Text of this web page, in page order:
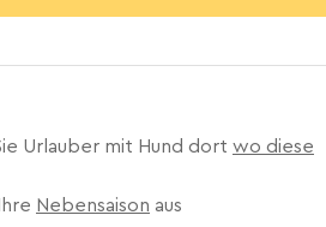
Urlauber mit Hund dort wo diese
Nebensaison aus